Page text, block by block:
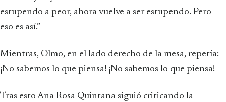
estupendo a peor, ahora vuelve a ser estupendo. Pero
eso es así.”
Mientras, Olmo, en el lado derecho de la mesa, repetía:
¡No sabemos lo que piensa! ¡No sabemos lo que piensa!
Tras esto Ana Rosa Quintana siguió criticando la